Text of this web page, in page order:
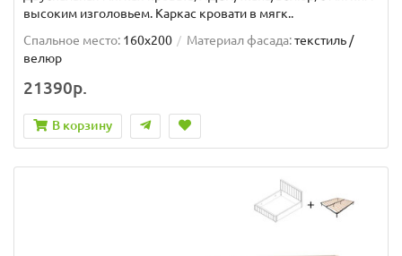
высоким изголовьем. Каркас кровати в мягк..
Спальное место: 160x200 Материал фасада:текстиль /
велюр
21390р.
В корзину